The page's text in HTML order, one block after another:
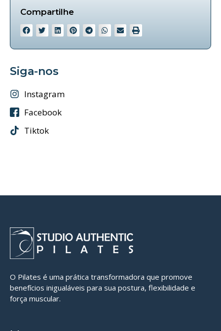
Compartilhe
Siga-nos
Instagram
Facebook
Tiktok
O Pilates é uma prática transformadora que promove
benefícios inigualáveis para sua postura, flexibilidade e
força muscular.